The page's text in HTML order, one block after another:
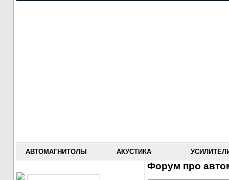
АВТОМАГНИТОЛЫ АКУСТИКА
Форум про